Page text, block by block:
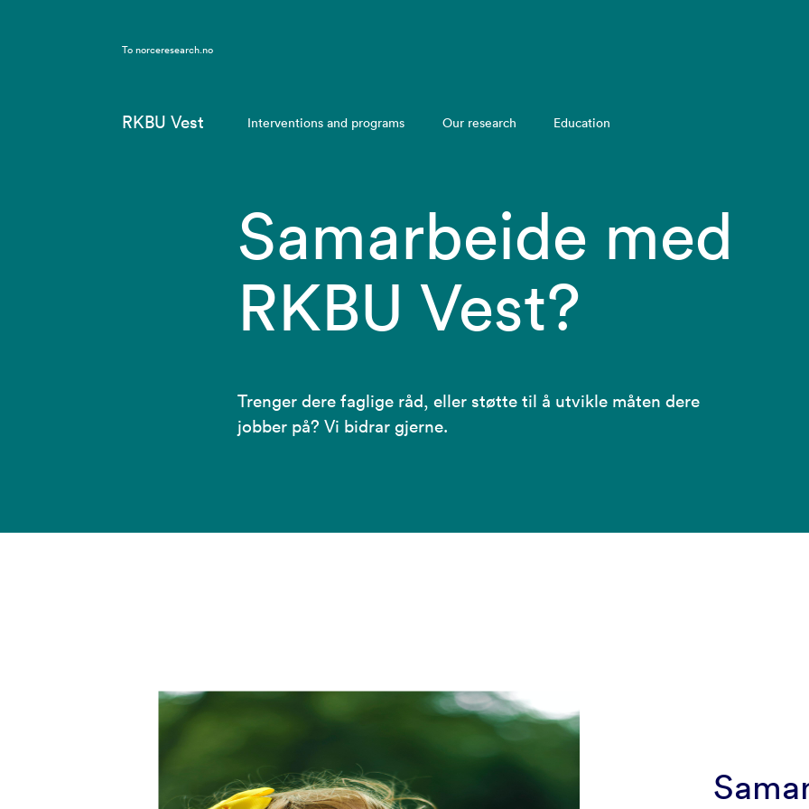
Tonorceresearch.no
RKBU Vest Interventions and programs Our research Education
Samarbeide med
RKBU Vest?
Trenger dere faglige råd, eller støtte til å utvikle måten dere
jobber på? Vi bidrar gjerne.